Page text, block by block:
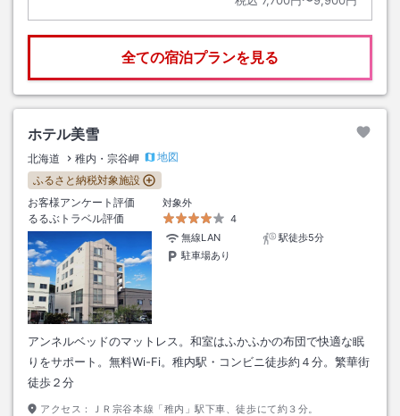
全ての宿泊プランを見る
ホテル美雪
北海道 稚内・宗谷岬
地図
ふるさと納税対象施設
お客様アンケート評価
対象外
るるぶトラベル評価
4
無線LAN
駅徒歩5分
駐車場あり
アンネルベッドのマットレス。和室はふかふかの布団で快適な眠
りをサポート。無料Wi-Fi。稚内駅・コンビニ徒歩約４分。繁華街
徒歩２分
アクセス： ＪＲ宗谷本線「稚内」駅下車、徒歩にて約３分。